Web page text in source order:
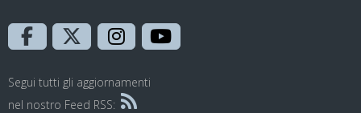
Segui tutti gli aggiornamenti
nel nostro Feed RSS: